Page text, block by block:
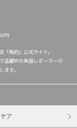
『美的』公式サイト。
活躍中の美容レポーターが
ます。
ア